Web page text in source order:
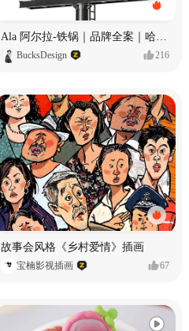
Ala 阿尔拉-铁锅｜品牌全案｜哈尔滨
BucksDesign 216
故事会风格《乡村爱情》插画
宝楠影视插画 67